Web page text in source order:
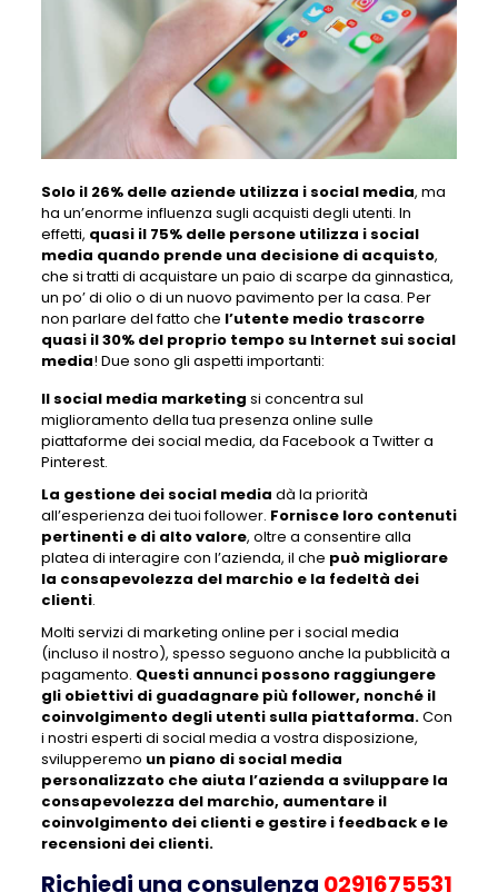
Solo il 26% delle aziende utilizza i social media, ma
ha un’enorme influenza sugli acquisti degli utenti. In
effetti, quasi il 75% delle persone utilizza i social
media quando prende una decisione di acquisto,
che si tratti di acquistare un paio di scarpe da ginnastica,
un po’ di olio o di un nuovo pavimento per la casa. Per
non parlare del fatto che l’utente medio trascorre
quasi il 30% del proprio tempo su Internet sui social
media! Due sono gli aspetti importanti:
Il social media marketing si concentra sul
miglioramento della tua presenza online sulle
piattaforme dei social media, da Facebook a Twitter a
Pinterest.
La gestione dei social media dà la priorità
all’esperienza dei tuoi follower. Fornisce loro contenuti
pertinenti e di alto valore, oltre a consentire alla
platea di interagire con l’azienda, il che può migliorare
la consapevolezza del marchio e la fedeltà dei
clienti.
Molti servizi di marketing online per i social media
(incluso il nostro), spesso seguono anche la pubblicità a
pagamento. Questi annunci possono raggiungere
gli obiettivi di guadagnare più follower, nonché il
coinvolgimento degli utenti sulla piattaforma.Con
i nostri esperti di social media a vostra disposizione,
svilupperemo un piano di social media
personalizzato che aiuta l’azienda a sviluppare la
consapevolezza del marchio, aumentare il
coinvolgimento dei clienti e gestire i feedback e le
recensioni dei clienti.
Richiedi una consulenza 0291675531